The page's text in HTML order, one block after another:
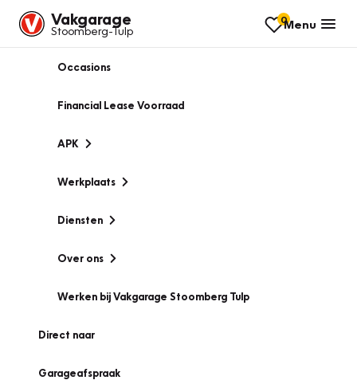
Vakgarage
Stoomberg-Tulp
0Menu
Occasions
Financial Lease Voorraad
APK
Werkplaats
Diensten
Over ons
Werken bij Vakgarage Stoomberg Tulp
Direct naar
Garageafspraak